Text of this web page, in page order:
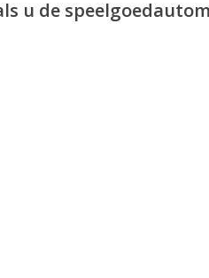
u de